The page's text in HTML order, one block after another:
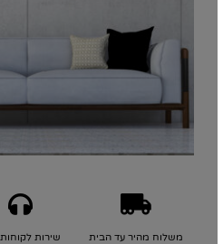
משלוח מהיר עד הבית שירות לקוחות